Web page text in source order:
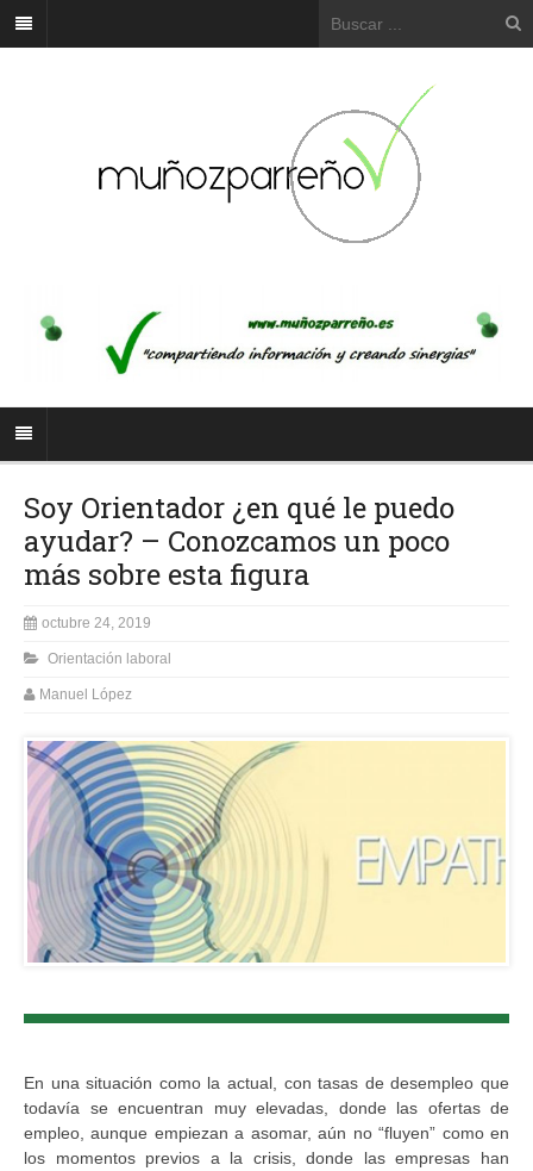
Soy Orientador ¿en qué le puedo
ayudar? – Conozcamos un poco
más sobre esta figura
octubre 24, 2019
Orientación laboral
Manuel López
En una situación como la actual, con tasas de desempleo que
todavía se encuentran muy elevadas, donde las ofertas de
empleo, aunque empiezan a asomar, aún no “fluyen” como en
los momentos previos a la crisis, donde las empresas han